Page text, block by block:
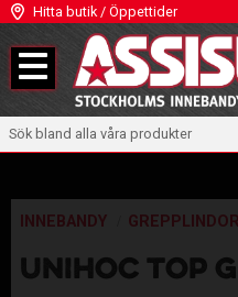
Meny
Hitta butik / Öppettider
INNEBANDY GREPPLINDOR
UNIHOC TOP